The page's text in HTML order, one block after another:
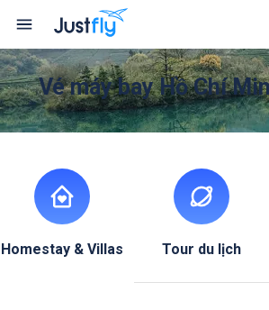
Vé máy bay Hồ Chí
Homestay & Villas Tour du lịch